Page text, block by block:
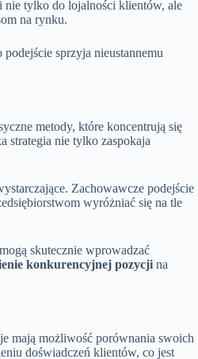
nie tylko do lojalności klientów, ale
na rynku.
sprzyja nieustannemu
metody, które koncentrują się
strategia nie tylko zaspokaja
Zachowawcze podejście
wyróżniać się na tle
skutecznie wprowadzać
konkurencyjnej pozycji na
mają możliwość porównania swoich
doświadczeń klientów, co jest